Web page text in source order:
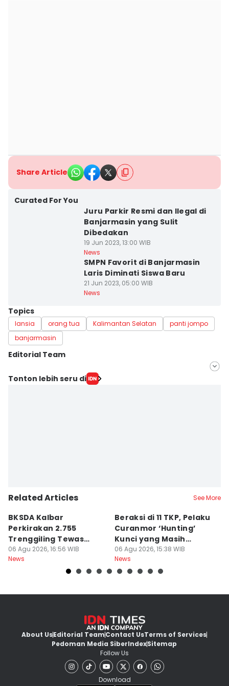
Share Article
Curated For You
Juru Parkir Resmi dan Ilegal di
Banjarmasin yang Sulit
Dibedakan
19 Jun 2023, 13:00 WIB
News
SMPN Favorit di Banjarmasin
Laris Diminati Siswa Baru
21 Jun 2023, 05:00 WIB
News
Topics
lansia orang tua Kalimantan Selatan
panti jompo
banjarmasin
Editorial Team
Editor
Tonton lebih seru di
Related Articles See More
BKSDA Kalbar
Perkirakan 2.755
Trenggiling Tewas
untuk Dapat 551 Kg Sisik
06 Agu 2026, 16:56 WIB
News
Beraksi di 11 TKP, Pelaku
Curanmor ‘Hunting’
Kunci yang Masih
Menempel
06 Agu 2026, 15:38 WIB
News
About UsEditorial TeamContact UsTerms of Services
Pedoman Media SiberIndexSitemap
Follow Us
Download